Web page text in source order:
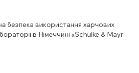
безпека використання харчових
в Німеччині «Schülke & Mayr